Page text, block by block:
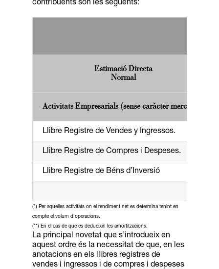
contribuents són les següents:
Estimació Directa
Normal
Activitats Empresarials (sense caràcter mercantil)
Llibre Registre de Vendes y Ingressos.
Llibre Registre de Compres i Despeses.
Llibre Registre de Béns d’Inversió
(*) Per aquelles activitats on el rendiment net es determina tenint en
compte el volum d’operacions.
(**) En el cas de que es dedueixin les amortitzacions.
La principal novetat que s’introdueix en
aquest ordre és la necessitat de que, en les
anotacions en els llibres registres de
vendes i ingressos i de compres i despeses